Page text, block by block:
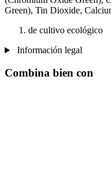
Green), Tin Dioxide,
de cultivo ecológico
Información legal
Combina bien con